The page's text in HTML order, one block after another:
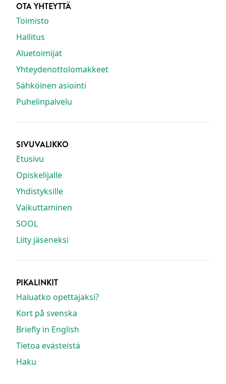
OTA YHTEYTTÄ
Toimisto
Hallitus
Aluetoimijat
Yhteydenottolomakkeet
Sähköinen asiointi
Puhelinpalvelu
SIVUVALIKKO
Etusivu
Opiskelijalle
Yhdistyksille
Vaikuttaminen
SOOL
Liity jäseneksi
PIKALINKIT
Haluatko opettajaksi?
Kort på svenska
Briefly in English
Tietoa evästeistä
Haku